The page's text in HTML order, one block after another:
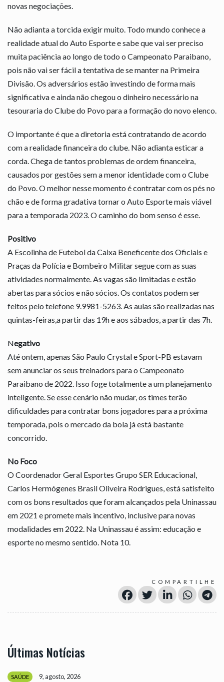
novas negociações.
Não adianta a torcida exigir muito. Todo mundo conhece a
realidade atual do Auto Esporte e sabe que vai ser preciso
muita paciência ao longo de todo o Campeonato Paraibano,
pois não vai ser fácil a tentativa de se manter na Primeira
Divisão. Os adversários estão investindo de forma mais
significativa e ainda não chegou o dinheiro necessário na
tesouraria do Clube do Povo para a formação do novo elenco.
O importante é que a diretoria está contratando de acordo
com a realidade financeira do clube. Não adianta esticar a
corda. Chega de tantos problemas de ordem financeira,
causados por gestões sem a menor identidade com o Clube
do Povo. O melhor nesse momento é contratar com os pés no
chão e de forma gradativa tornar o Auto Esporte mais viável
para a temporada 2023. O caminho do bom senso é esse.
Positivo
A Escolinha de Futebol da Caixa Beneficente dos Oficiais e
Praças da Polícia e Bombeiro Militar segue com as suas
atividades normalmente. As vagas são limitadas e estão
abertas para sócios e não sócios. Os contatos podem ser
feitos pelo telefone 9.9981-5263. As aulas são realizadas nas
quintas-feiras,a partir das 19h e aos sábados, a partir das 7h.
Negativo
Até ontem, apenas São Paulo Crystal e Sport-PB estavam
sem anunciar os seus treinadors para o Campeonato
Paraibano de 2022. Isso foge totalmente a um planejamento
inteligente. Se esse cenário não mudar, os times terão
dificuldades para contratar bons jogadores para a próxima
temporada, pois o mercado da bola já está bastante
concorrido.
No Foco
O Coordenador Geral Esportes Grupo SER Educacional,
Carlos Hermógenes Brasil Oliveira Rodrigues, está satisfeito
com os bons resultados que foram alcançados pela Uninassau
em 2021 e promete mais incentivo, inclusive para novas
modalidades em 2022. Na Uninassau é assim: educação e
esporte no mesmo sentido. Nota 10.
COMPARTILHE
Últimas Notícias
SAÚDE 9, agosto, 2026